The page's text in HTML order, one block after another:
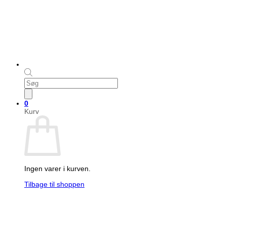
Products
search
0
Kurv
Ingen varer i kurven.
Tilbage til shoppen